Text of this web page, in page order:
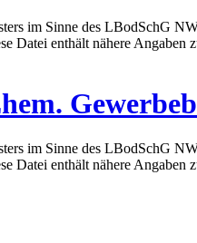
im Sinne des LBodSchG
Datei enthält nähere
im Sinne des LBodSchG
Datei enthält nähere